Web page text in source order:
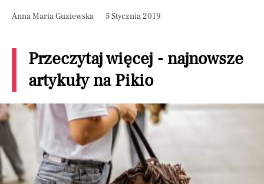
Anna Maria Guziewska 5 Stycznia 2019
Przeczytaj więcej - najnowsze
artykuły na Pikio